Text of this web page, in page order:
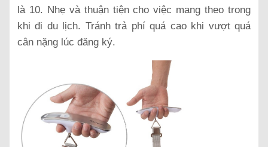
là 10. Nhẹ và thuận tiện cho việc mang theo trong
khi đi du lịch. Tránh trả phí quá cao khi vượt quá
cân nặng lúc đăng ký.